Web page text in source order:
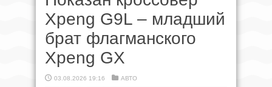
Xpeng G9L – младший
брат флагманского
Xpeng GX
03.08.2026 19:16 АВТО